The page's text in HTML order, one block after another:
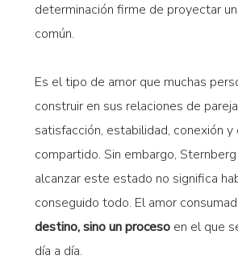
determinación firme de proyectar
común.
Es el tipo de amor que muchas
construir en sus relaciones de
satisfacción, estabilidad, conexión
compartido. Sin embargo,
alcanzar este estado no significa
conseguido todo. El amor
destino, sino un procesoen el que
día a día.